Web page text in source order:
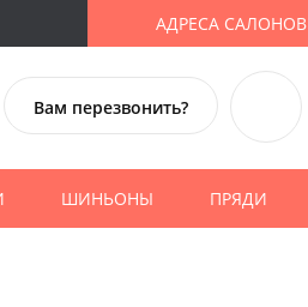
АДРЕСА САЛОНОВ
Вам перезвонить?
ШИНЬОНЫ ПРЯДИ